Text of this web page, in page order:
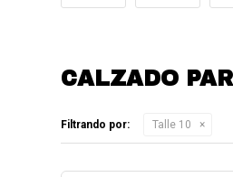
CALZADO
Filtrando por: Talle 10